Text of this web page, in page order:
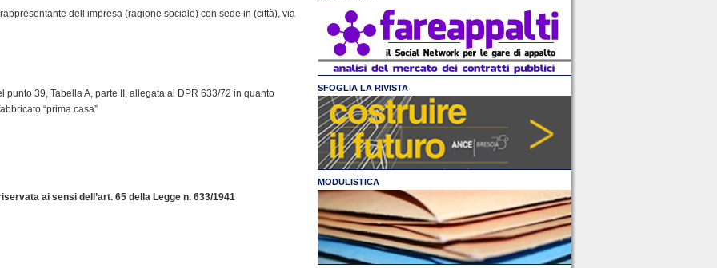
dell’impresa (ragione sociale) con sede in (città), via
punto 39, Tabella A, parte II, allegata al DPR 633/72 in quanto
“prima casa”
ai sensi dell’art. 65 della Legge n. 633/1941
SFOGLIA LA RIVISTA
MODULISTICA